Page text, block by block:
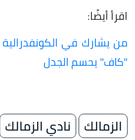
اقرأ أيضًا:
من يشارك في
"كاف" يحسم الجدل
الزمالك
نادي الزمالك